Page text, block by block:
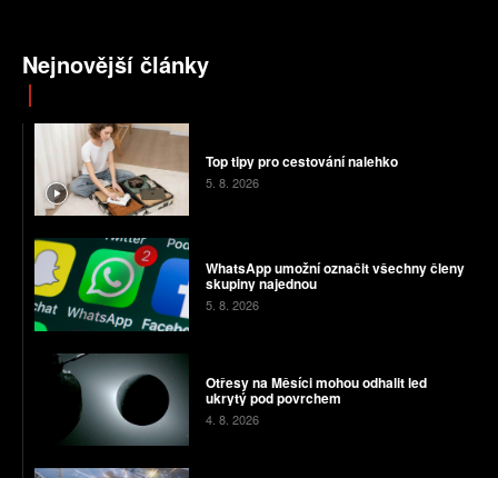
Nejnovější články
Top tipy pro cestování nalehko
5. 8. 2026
WhatsApp umožní označit všechny členy
skupiny najednou
5. 8. 2026
Otřesy na Měsíci mohou odhalit led
ukrytý pod povrchem
4. 8. 2026